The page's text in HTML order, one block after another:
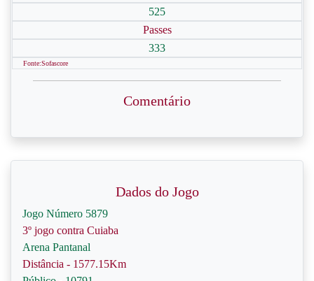
525
Passes
333
Fonte:Sofascore
Comentário
Dados do Jogo
Jogo Número 5879
3º jogo contra Cuiaba
Arena Pantanal
Distância - 1577.15Km